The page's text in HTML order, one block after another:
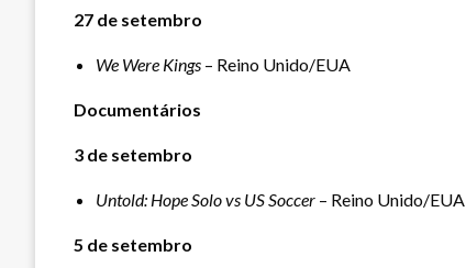
27 de setembro
We Were Kings – Reino Unido/EUA
Documentários
3 de setembro
Untold: Hope Solo vs US Soccer – Reino Unido/EUA
5 de setembro